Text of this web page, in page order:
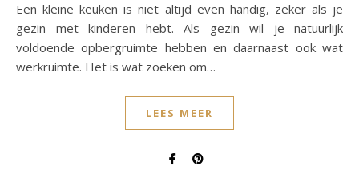
Een kleine keuken is niet altijd even handig, zeker als je
gezin met kinderen hebt. Als gezin wil je natuurlijk
voldoende opbergruimte hebben en daarnaast ook wat
werkruimte. Het is wat zoeken om…
LEES MEER